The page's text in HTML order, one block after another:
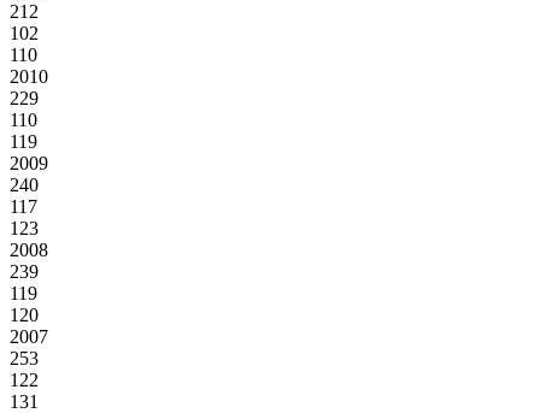
212
102
110
2010
229
110
119
2009
240
117
123
2008
239
119
120
2007
253
122
131